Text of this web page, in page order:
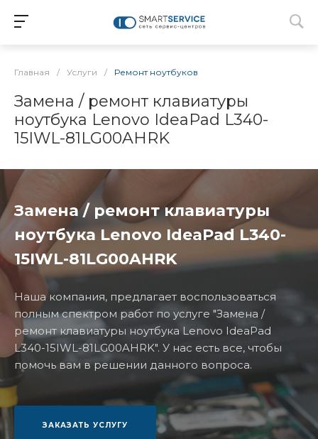
Главная / Услуги / Ремонт ноутбуков
Замена / ремонт клавиатуры
ноутбука Lenovo IdeaPad L340-
15IWL-81LG00AHRK
Замена / ремонт клавиатуры
ноутбука Lenovo IdeaPad L340-
15IWL-81LG00AHRK
Наша компания, предлагает воспользоваться
полным спектром работ по услуге "Замена /
ремонт клавиатуры ноутбука Lenovo IdeaPad
L340-15IWL-81LG00AHRK". У нас есть все, чтобы
помочь вам в решении данного вопроса.
ЗАКАЗАТЬ УСЛУГУ